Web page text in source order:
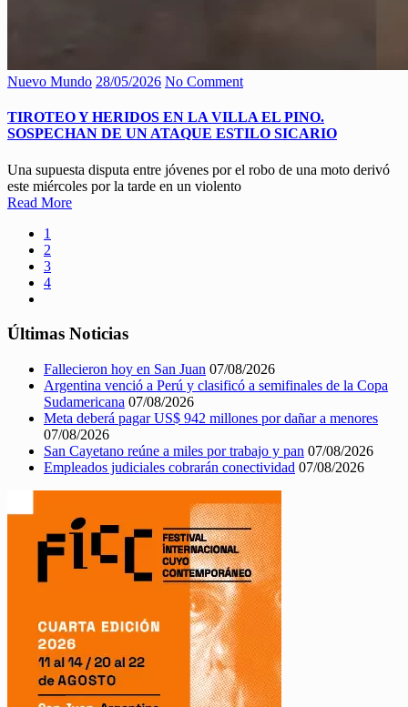
Nuevo Mundo 28/05/2026 No Comment
TIROTEO Y HERIDOS EN LA VILLA EL PINO.
SOSPECHAN DE UN ATAQUE ESTILO SICARIO
Una supuesta disputa entre jóvenes por el robo de una moto derivó
este miércoles por la tarde en un violento
Read More
1
2
3
4
Últimas Noticias
Fallecieron hoy en San Juan 07/08/2026
Argentina venció a Perú y clasificó a semifinales de la Copa
Sudamericana 07/08/2026
Meta deberá pagar US$ 942 millones por dañar a menores
07/08/2026
San Cayetano reúne a miles por trabajo y pan 07/08/2026
Empleados judiciales cobrarán conectividad 07/08/2026